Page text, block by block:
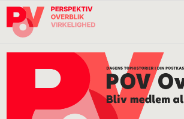
Gå
direkte
Skip
indhold
Gå
direkte